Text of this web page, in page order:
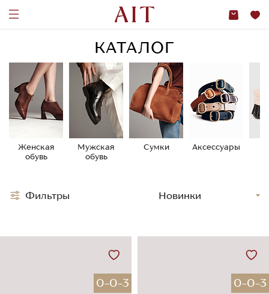
КАТАЛОГ
Женская
обувь
Мужская
обувь
Сумки Аксессуары
0-0-3 0-0-3
Фильтры